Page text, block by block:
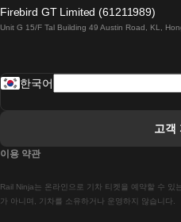
로마에서
마드리드-
Firebird GT Limited (61211989)
Unit G 15/F Tal Building 49 Austin Road, KL,
Rail Ninja는 온라인으로 기차 티켓을 예약할 수 있
가 아니며, 기차를 소유하거나 운영하지 않습니다.
한국어
고객
이용 약관